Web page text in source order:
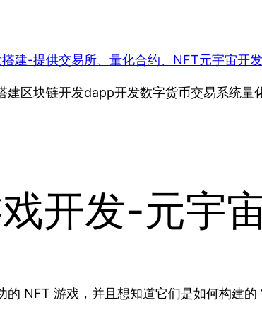
建-提供交易所、量化合约、NFT元宇宙开
建区块链开发dapp开发数字货币交易系统量
开发-元宇
的 NFT 游戏，并且想知道它们是如何构建的